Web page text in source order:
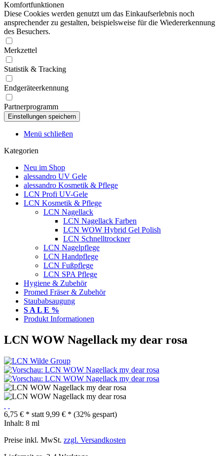
Komfortfunktionen
Diese Cookies werden genutzt um das Einkaufserlebnis noch
ansprechender zu gestalten, beispielsweise für die Wiedererkennung
des Besuchers.
Merkzettel
Statistik & Tracking
Endgeräteerkennung
Partnerprogramm
Menü schließen
Kategorien
Neu im Shop
alessandro UV Gele
alessandro Kosmetik & Pflege
LCN Profi UV-Gele
LCN Kosmetik & Pflege
LCN Nagellack
LCN Nagellack Farben
LCN WOW Hybrid Gel Polish
LCN Schnelltrockner
LCN Nagelpflege
LCN Handpflege
LCN Fußpflege
LCN SPA Pflege
Hygiene & Zubehör
Promed Fräser & Zubehör
Staubabsaugung
S A L E %
Produkt Informationen
LCN WOW Nagellack my dear rosa
6,75 € * statt 9,99 € * (32% gespart)
Inhalt: 8 ml
Preise inkl. MwSt. zzgl. Versandkosten